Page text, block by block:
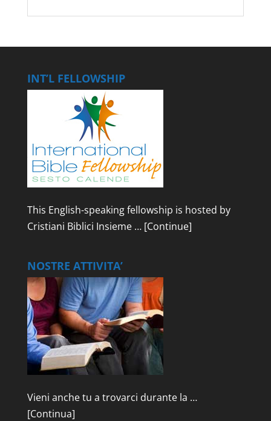
INT’L FELLOWSHIP
This English-speaking fellowship is hosted by
Cristiani Biblici Insieme … [Continue]
NOSTRE ATTIVITA’
Vieni anche tu a trovarci durante la …
[Continua]